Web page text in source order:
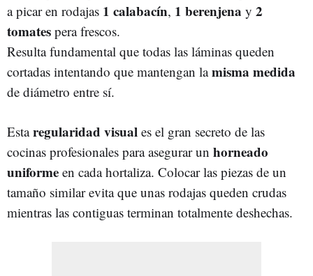
a picar en rodajas 1 calabacín, 1 berenjena y 2
tomates pera frescos.
Resulta fundamental que todas las láminas queden
cortadas intentando que mantengan lamisma medida
de diámetro entre sí.
Estaregularidad visual es el gran secreto de las
cocinas profesionales para asegurar un horneado
uniforme en cada hortaliza. Colocar las piezas de un
tamaño similar evita que unas rodajas queden crudas
mientras las contiguas terminan totalmente deshechas.